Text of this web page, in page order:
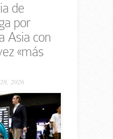
de
por
Asia con
«más
2026